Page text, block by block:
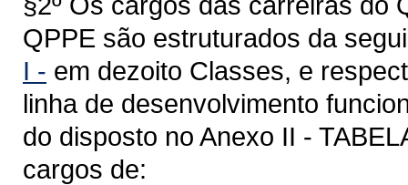
QPPE são estruturados da
I - em dezoito Classes, e
linha de desenvolvimento
do disposto no Anexo II -
cargos de: